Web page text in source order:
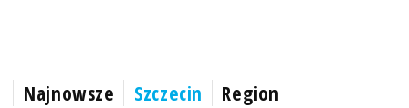
Najnowsze Szczecin Region